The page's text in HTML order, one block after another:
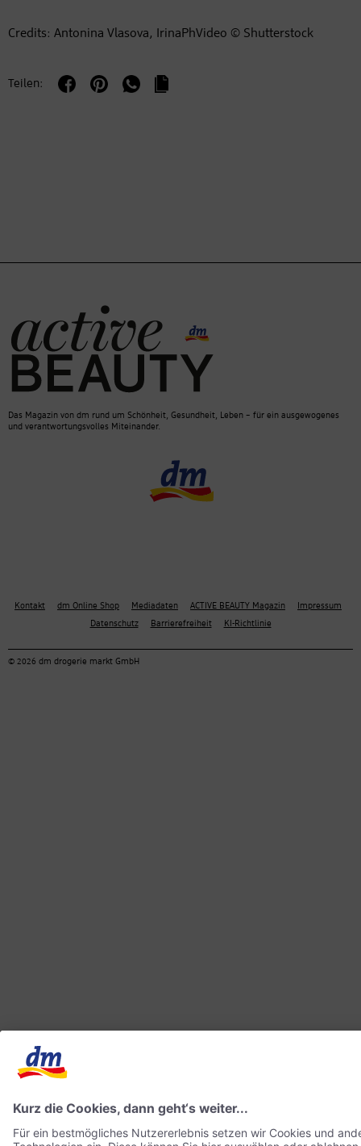
Credits: Antonina Vlasova, IrinaPhVideo © Shutterstock
Teilen:
Das Magazin von dm rund um Schönheit, Gesundheit, Leben – für ein ausgewogenes
und verantwortungsvolles Miteinander.
Kontakt dm Online Shop Mediadaten ACTIVE BEAUTY Magazin
Impressum
Datenschutz
Barrierefreiheit KI-Richtlinie
© 2026 dm drogerie markt GmbH